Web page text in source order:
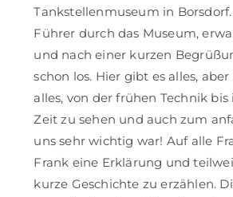
Tankstellenmuseum in
Führer durch das Museum,
und nach einer kurzen
schon los. Hier gibt es alles,
alles, von der frühen Technik
Zeit zu sehen und auch zum
uns sehr wichtig war! Auf alle
Frank eine Erklärung und
kurze Geschichte zu erzählen.